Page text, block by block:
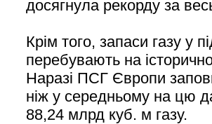
досягнула рекорду за
Крім того, запаси газу у
перебувають на
Наразі ПСГ Європи
ніж у середньому на цю
88,24 млрд куб. м газу.